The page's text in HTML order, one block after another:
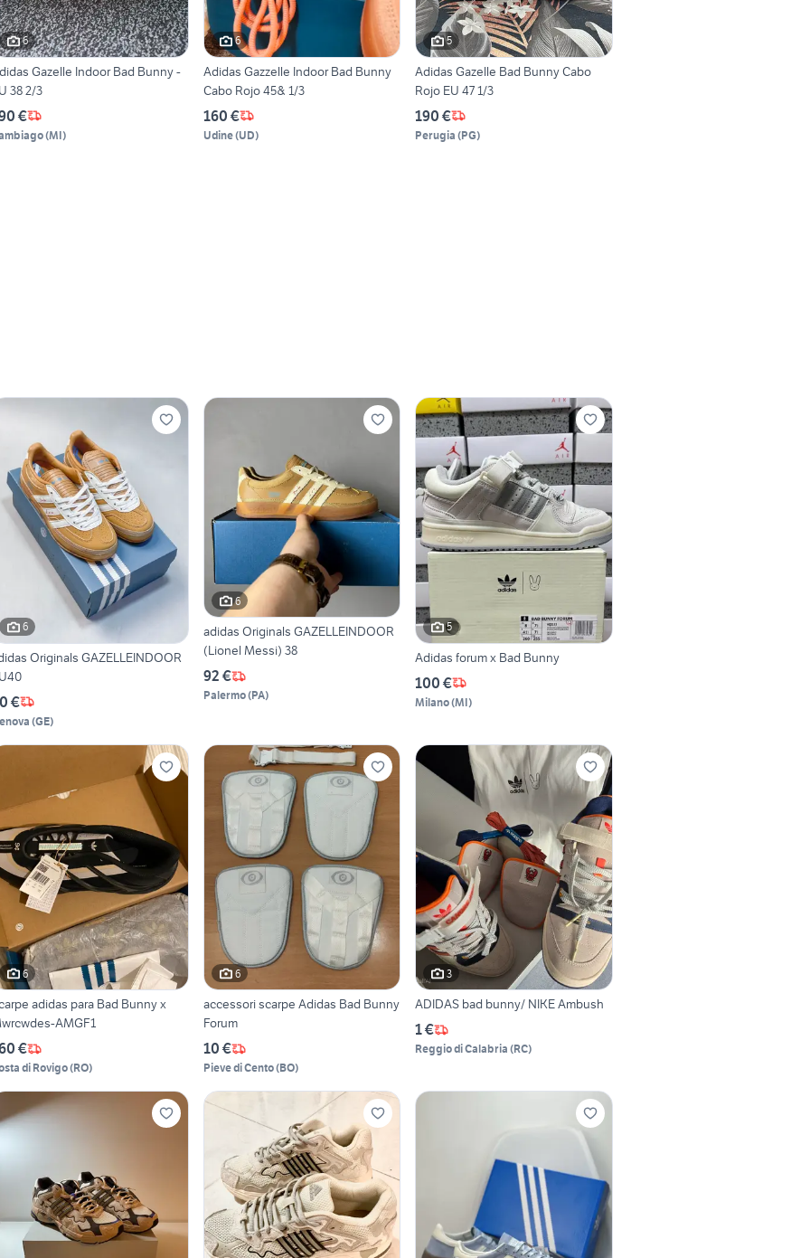
6
Gazelle Indoor Bad Bunny -
38 2/3
€
(MI)
6
Adidas Gazzelle Indoor Bad Bunny
Cabo Rojo 45& 1/3
160 €
Udine(UD)
5
Adidas Gazelle Bad Bunny Cabo
Rojo EU 47 1/3
190 €
Perugia (PG)
6
Originals GAZELLEINDOOR
€
(GE)
6
adidas Originals GAZELLEINDOOR
(Lionel Messi) 38
92 €
Palermo(PA)
5
Adidas forum x Bad Bunny
100 €
Milano(MI)
6
adidas para Bad Bunny x
AMGF1
€
di Rovigo(RO)
6
accessori scarpe Adidas Bad Bunny
Forum
10 €
Pieve di Cento(BO)
3
ADIDAS bad bunny/ NIKE Ambush
1 €
Reggio di Calabria (RC)